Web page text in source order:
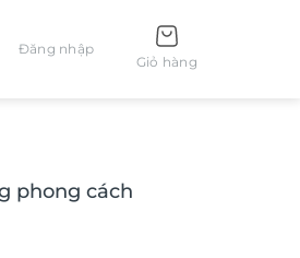
Đăng nhập
Giỏ hàng
phong cách